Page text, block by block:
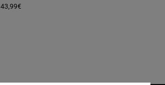
43,99€